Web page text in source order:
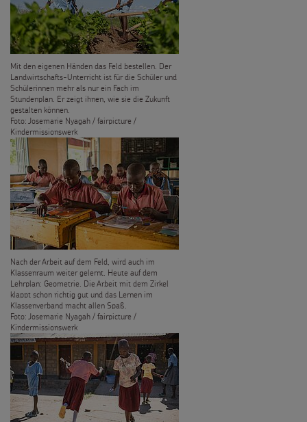
Mit den eigenen Händen das Feld bestellen. Der
Landwirtschafts-Unterricht ist für die Schüler und
Schülerinnen mehr als nur ein Fach im
Stundenplan. Er zeigt ihnen, wie sie die Zukunft
gestalten können.
Foto: Josemarie Nyagah / fairpicture /
Kindermissionswerk
Nach der Arbeit auf dem Feld, wird auch im
Klassenraum weiter gelernt. Heute auf dem
Lehrplan: Geometrie. Die Arbeit mit dem Zirkel
klappt schon richtig gut und das Lernen im
Klassenverband macht allen Spaß.
Foto: Josemarie Nyagah / fairpicture /
Kindermissionswerk